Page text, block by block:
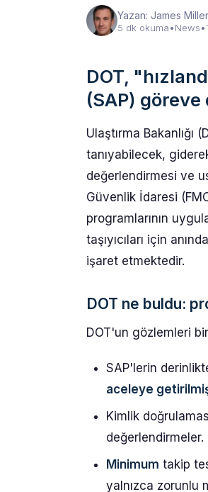
Yazan: James Miller
5 dk okuma•News•
DOT,
(SAP)
Ulaştırma
tanıyabilecek,
değerlendirmesi ve
Güvenlik İdaresi
programlarının
taşıyıcıları için
işaret etmektedir.
DOT ne buldu:
DOT'un gözlemleri
SAP'lerin
aceleye
Kimlik
değerlendirmeler.
Minimum takip
yalnızca zorunlu